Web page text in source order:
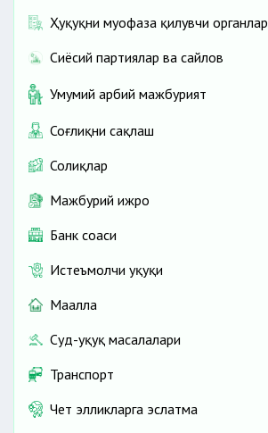
Ҳуқуқни муҳофаза қилувчи органлар
Сиёсий партиялар ва сайлов
Умумий ҳарбий мажбурият
Соғлиқни сақлаш
Солиқлар
Мажбурий ижро
Банк соҳаси
Истеъмолчи ҳуқуқи
Маҳалла
Суд-ҳуқуқ масалалари
Транспорт
Чет элликларга эслатма